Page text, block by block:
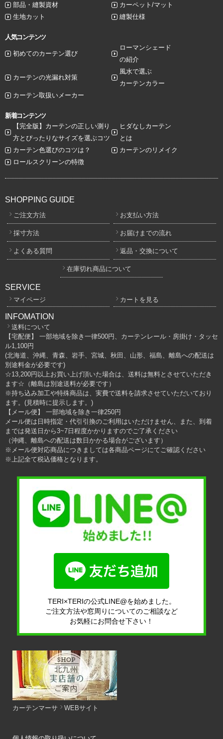
部品・縫製資材
カーペット/マット
生地カット
縫製仕様
人気コンテンツ
初めてのカーテン選び
ローマンシェード
の紹介
カーテンの光漏れ対策
風水で選ぶ
カーテンカラー
カーテン取扱いメーカー
新着コンテンツ
【完全版】カーテンの正しい測り
方とぴったりなサイズを選ぶコツ
ヒダなしカーテン
とは
カーテン色選びのコツは？
カーテンのリメイク
ロールスクリーンの特徴
SHOPPING GUIDE
ご注文方法 お支払い方法
採寸方法 お届けまでの流れ
よくある質問 返品・交換について
在庫切れ商品について
SERVICE
マイページ カートを見る
INFOMATION
送料について
【宅配便】 一部地域を除き一律500円、カーテンレール・房掛け・タッセ
ル1,100円
(北海道、沖縄、青森、岩手、宮城、秋田、山形、福島、離島への配送は
別途料金が必要です)
☆13,200円以上お買い上げ頂いた場合は、送料は無料とさせていただき
ます☆（離島は別途送料が必要です）
※持ち込み加工や特殊商品は、実費で送料を請求させていただいており
ます。(見積時に提示します。)
【メール便】 一部地域を除き一律250円
メール便は日時指定・代引引換のご利用はいただけません、また、到着
までは発送日から3~7日程度かかりますのでご了承ください
（沖縄、離島への配送は数日かかる場合がございます）
※メール便対応商品につきましては各商品ページにてご確認ください
※上記全て税込価格となります。
TERI×TERIの公式LINE@を始めました。
ご注文方法や窓周りについてのご相談など
お気軽にお問合せ下さい！
カーテンマーサ WEBサイト